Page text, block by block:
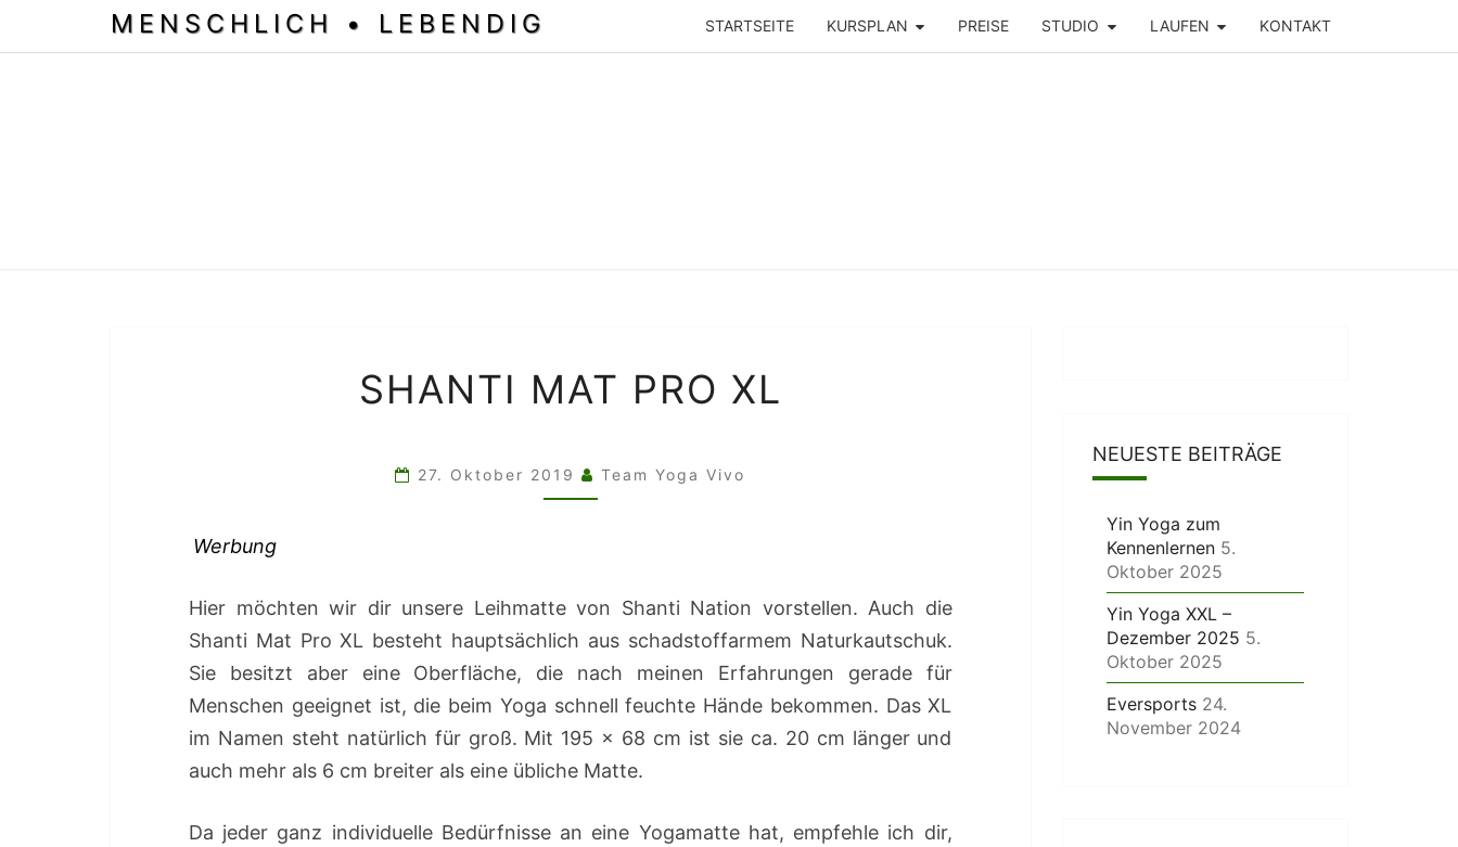
MENSCHLICH • LEBENDIG STARTSEITE KURSPLAN PREISE STUDIO LAUFEN KONTAKT
MAT
SHANTI MAT PRO XL
27. Oktober 2019 Team Yoga Vivo
Werbung
Hier möchten wir dir unsere Leihmatte von Shanti Nation vorstellen. Auch die
Shanti Mat Pro XL besteht hauptsächlich aus schadstoffarmem Naturkautschuk.
Sie besitzt aber eine Oberfläche, die nach meinen Erfahrungen gerade für
Menschen geeignet ist, die beim Yoga schnell feuchte Hände bekommen. Das XL
im Namen steht natürlich für groß. Mit 195 x 68 cm ist sie ca. 20 cm länger und
auch mehr als 6 cm breiter als eine übliche Matte.
Da jeder ganz individuelle Bedürfnisse an eine Yogamatte hat, empfehle ich dir,
NEUESTE BEITRÄGE
Yin Yoga zum
Kennenlernen 5.
Oktober 2025
Yin Yoga XXL –
Dezember 2025 5.
Oktober 2025
Eversports 24.
November 2024